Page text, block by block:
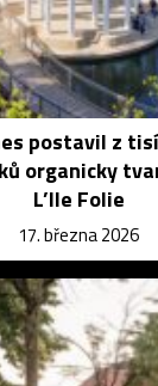
postavil z
organicky
L’Ile Folie
17. března 2026